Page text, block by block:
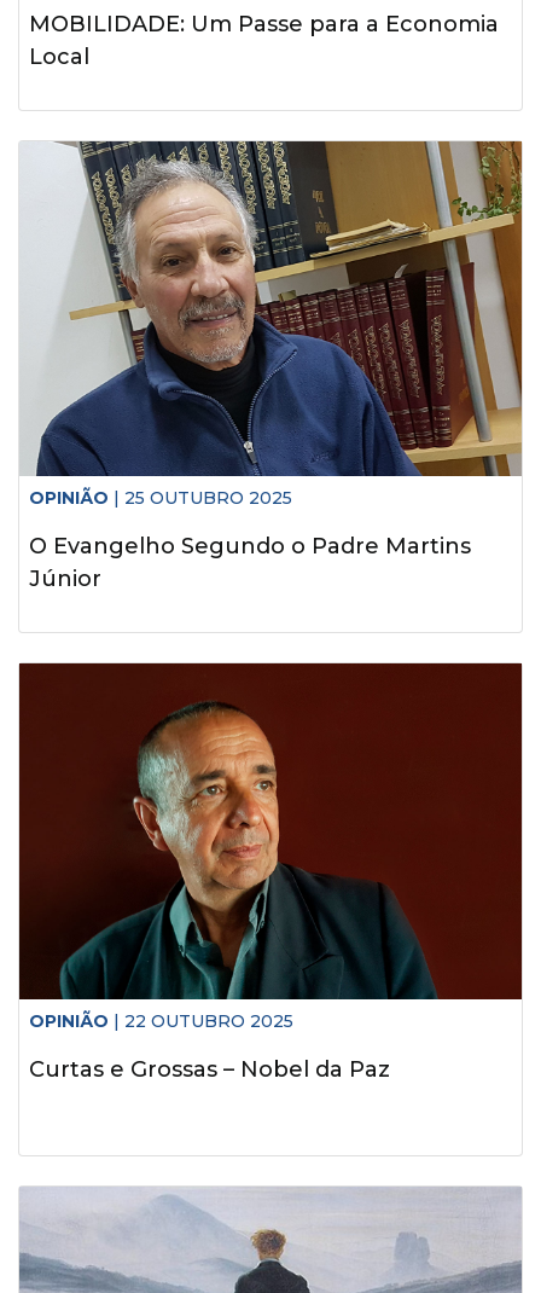
MOBILIDADE: Um Passe para a Economia
Local
OPINIÃO | 25 OUTUBRO 2025
O Evangelho Segundo o Padre Martins
Júnior
OPINIÃO | 22 OUTUBRO 2025
Curtas e Grossas – Nobel da Paz